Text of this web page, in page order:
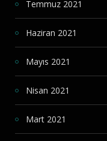
Temmuz 2021
Haziran 2021
Mayıs 2021
Nisan 2021
Mart 2021